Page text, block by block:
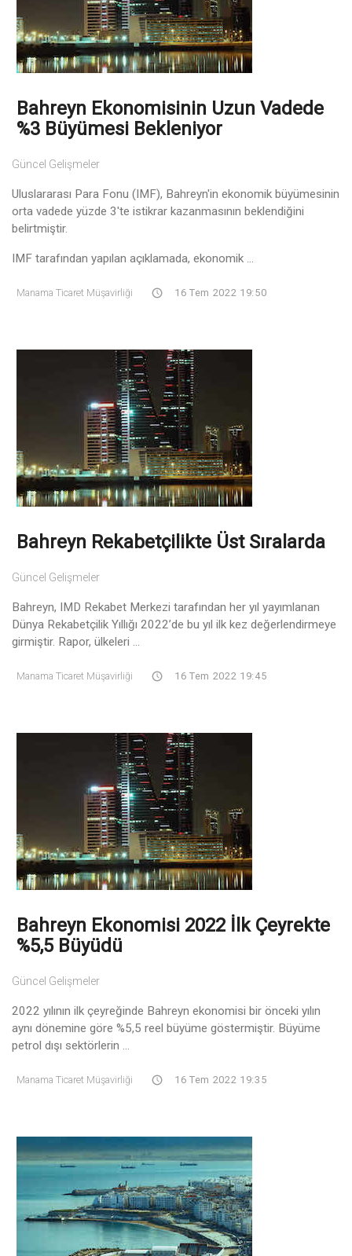
Bahreyn Ekonomisinin Uzun Vadede
%3 Büyümesi Bekleniyor
Güncel Gelişmeler
Uluslararası Para Fonu (IMF), Bahreyn'in ekonomik büyümesinin
orta vadede yüzde 3'te istikrar kazanmasının beklendiğini
belirtmiştir.
IMF tarafından yapılan açıklamada, ekonomik ...
Manama Ticaret Müşavirliği 16 Tem 2022 19:50
Bahreyn Rekabetçilikte Üst Sıralarda
Güncel Gelişmeler
Bahreyn, IMD Rekabet Merkezi tarafından her yıl yayımlanan
Dünya Rekabetçilik Yıllığı 2022’de bu yıl ilk kez değerlendirmeye
girmiştir. Rapor, ülkeleri ...
Manama Ticaret Müşavirliği 16 Tem 2022 19:45
Bahreyn Ekonomisi 2022 İlk Çeyrekte
%5,5 Büyüdü
Güncel Gelişmeler
2022 yılının ilk çeyreğinde Bahreyn ekonomisi bir önceki yılın
aynı dönemine göre %5,5 reel büyüme göstermiştir. Büyüme
petrol dışı sektörlerin ...
Manama Ticaret Müşavirliği 16 Tem 2022 19:35